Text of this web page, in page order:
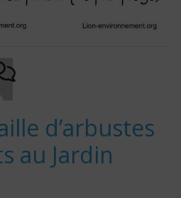
d’arbustes
au Jardin